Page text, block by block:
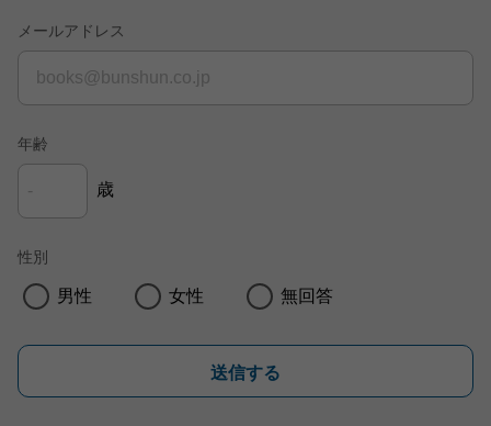
メールアドレス
年齢
歳
性別
男性 女性 無回答
送信する